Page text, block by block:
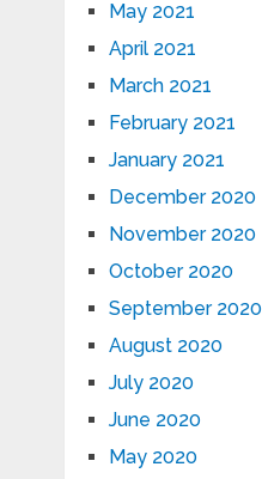
May 2021
April 2021
March 2021
February 2021
January 2021
December 2020
November 2020
October 2020
September 2020
August 2020
July 2020
June 2020
May 2020